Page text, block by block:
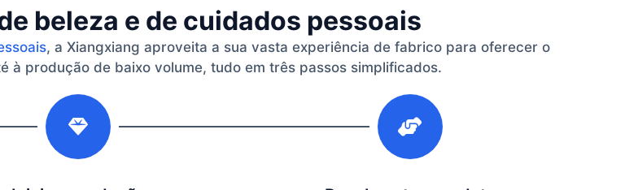
beleza e de cuidados pessoais
, a Xiangxiang aproveita a sua vasta experiência de fabrico para oferecer o
à produção de baixo volume, tudo em três passos simplificados.